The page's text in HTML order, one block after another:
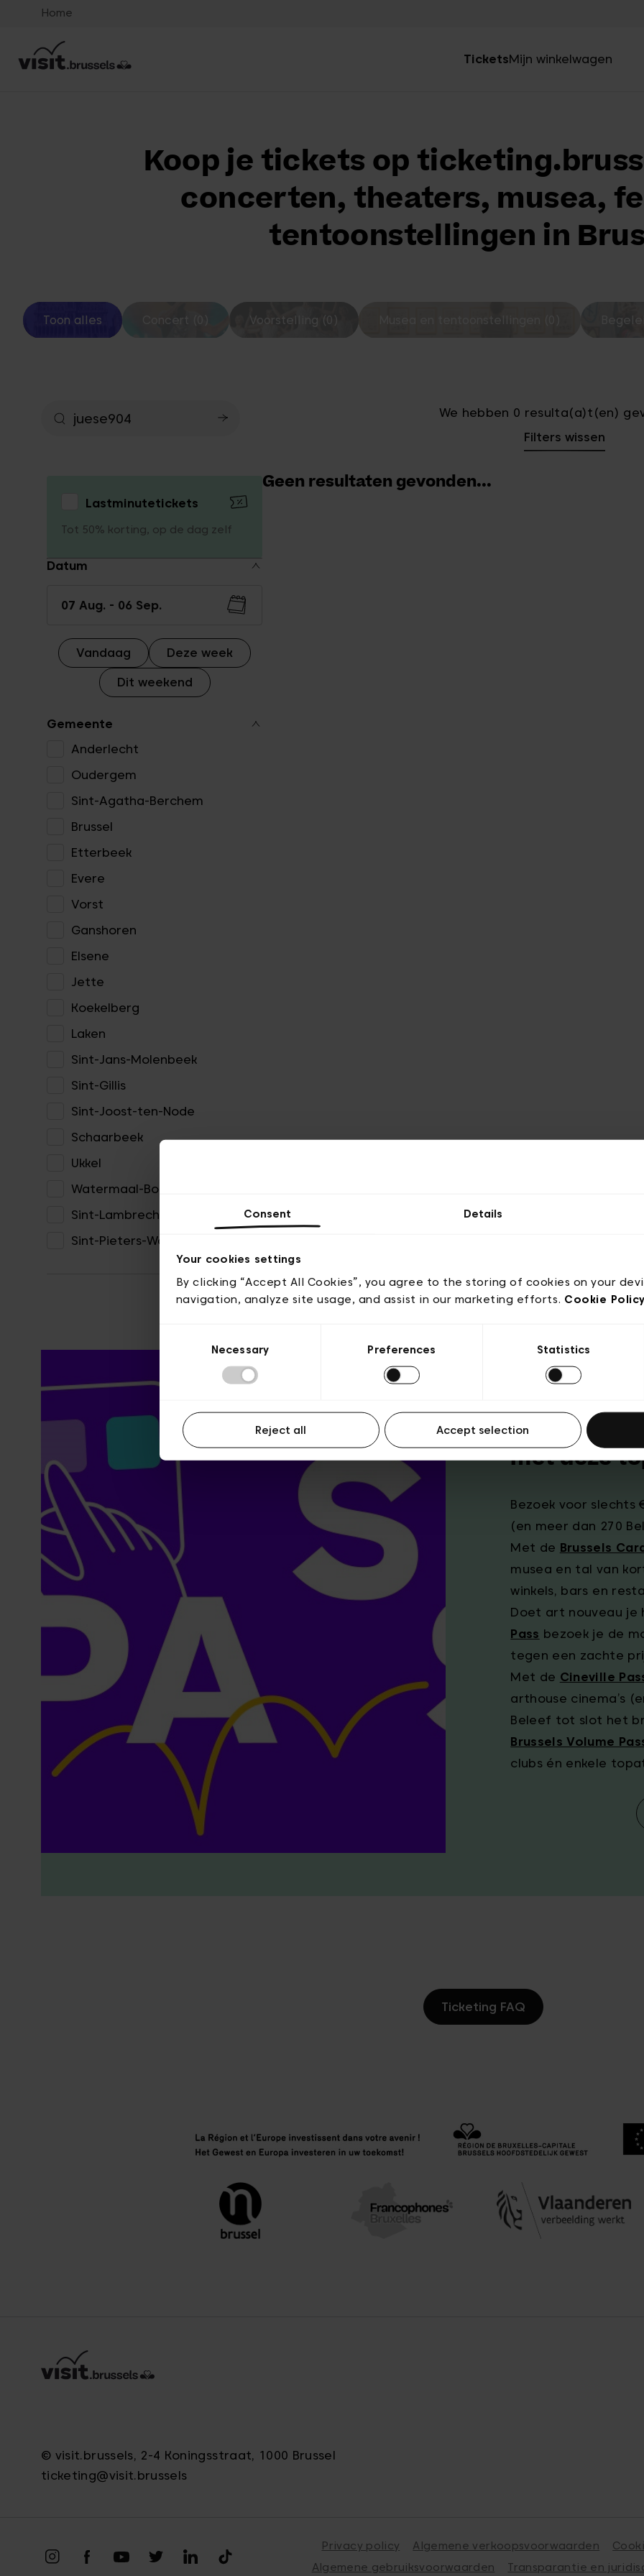
Consent Details
Your cookies settings
By clicking “Accept All Cookies”, you agree to the storing of cookies on your
navigation, analyze site usage, and assist in our marketing efforts. Cookie Policy
Selection Necessary Preferences Statistics
Reject all Accept selection
Home
TicketsMijn winkelwagen
Koop je tickets op
concerten, theaters, musea,
tentoonstellingen in
Toon alles Concert (0) Voorstelling (0)
We hebben 0 resulta(a)t(en)
Filters wissen
Lastminutetickets
Tot 50% korting, op de dag zelf
Datum
Vandaag Deze week
Dit weekend
Gemeente
Anderlecht
Oudergem
Sint-Agatha-Berchem
Brussel
Etterbeek
Evere
Vorst
Ganshoren
Elsene
Jette
Koekelberg
Laken
Sint-Jans-Molenbeek
Sint-Gillis
Sint-Joost-ten-Node
Schaarbeek
Ukkel
Watermaal-Bosvoorde
Sint-Lambrechts-Woluwe
Sint-Pieters-Woluwe
Geen resultaten gevonden...
Haal alles
met deze
Bezoek voor slechts
(en meer dan 270
Met de Brussels
musea en tal van
winkels, bars en
Doet art nouveau je
Pass bezoek je de
tegen een zachte
Met de Cineville
arthouse cinema’s
Beleef tot slot het
Brussels Volume
clubs én enkele
Ticketing FAQ
© visit.brussels, 2-4 Koningsstraat, 1000 Brussel
ticketing@visit.brussels
Privacy policy Algemene verkoopsvoorwaarden
Algemene gebruiksvoorwaarden
Transparantie en